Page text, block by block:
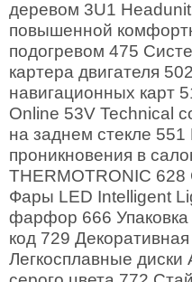
деревом 3U1
повышенной
подогревом 475
картера двигателя
навигационных карт
Online 53V Technical
на заднем стекле
проникновения в
THERMOTRONIC
Фары LED Intelligent
фарфор 666
код 729
Легкосплавные